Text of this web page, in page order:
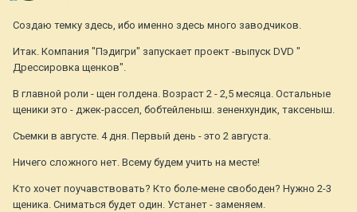
Создаю темку здесь, ибо именно здесь много заводчиков.
Итак. Компания "Пэдигри" запускает проект -выпуск DVD "
Дрессировка щенков".
В главной роли - щен голдена. Возраст 2 - 2,5 месяца. Остальные
щеники это - джек-рассел, бобтейленыш. зененхундик, таксеныш.
Съемки в августе. 4 дня. Первый день - это 2 августа.
Ничего сложного нет. Всему будем учить на месте!
Кто хочет поучавствовать? Кто боле-мене свободен? Нужно 2-3
щеника. Сниматься будет один. Устанет - заменяем.